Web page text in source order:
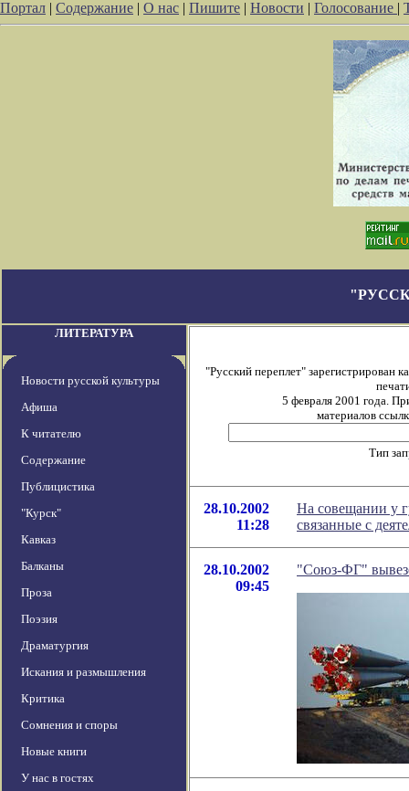
Портал | Содержание | О нас | Пишите | Новости | Голосование |
ЛИТЕРАТУРА
Новости русской культуры
Афиша
К читателю
Содержание
Публицистика
"Курск"
Кавказ
Балканы
Проза
Поэзия
Драматургия
Искания и размышления
Критика
Сомнения и споры
Новые книги
У нас в гостях
"Русский переплет" зарегистрирован
5 февраля 2001 года.
материалов
Тип
28.10.2002
11:28
На совещании у
связанные с
28.10.2002
09:45
"Союз-ФГ"